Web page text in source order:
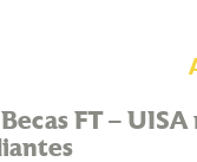
FT – UISA